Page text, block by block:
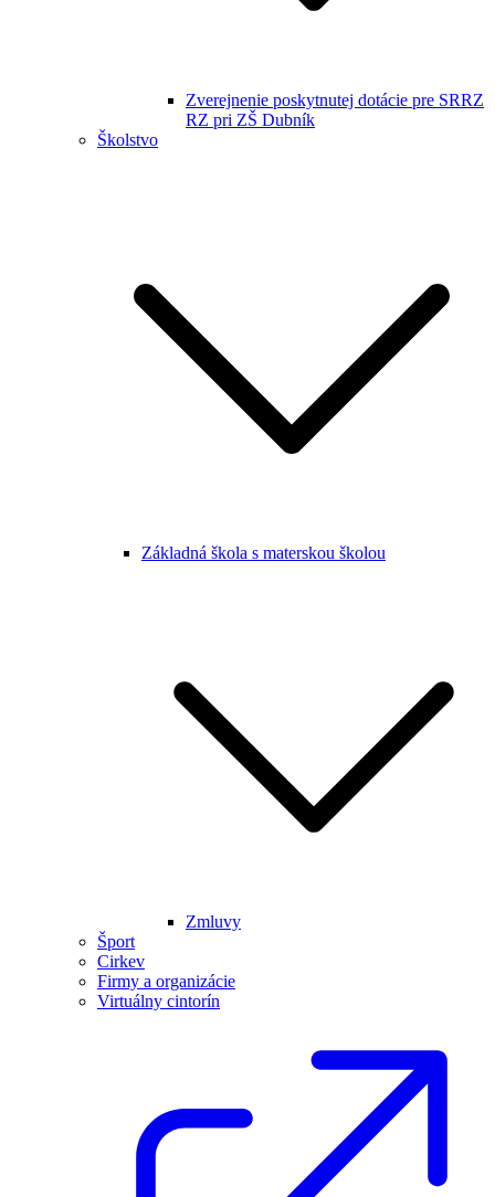
Zverejnenie poskytnutej dotácie pre SRRZ
RZ pri ZŠ Dubník
Školstvo
Základná škola s materskou školou
Zmluvy
Šport
Cirkev
Firmy a organizácie
Virtuálny cintorín